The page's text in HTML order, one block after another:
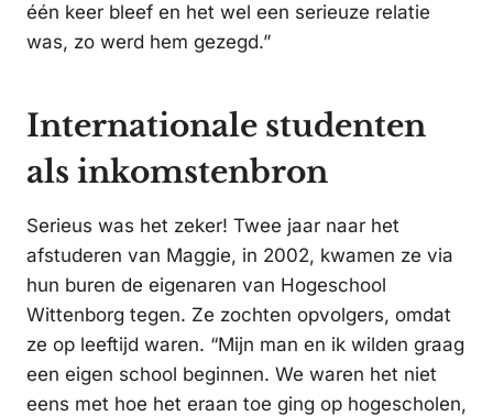
één keer bleef en het wel een serieuze relatie
was, zo werd hem gezegd.”
Internationale studenten
als inkomstenbron
Serieus was het zeker! Twee jaar naar het
afstuderen van Maggie, in 2002, kwamen ze via
hun buren de eigenaren van Hogeschool
Wittenborg tegen. Ze zochten opvolgers, omdat
ze op leeftijd waren. “Mijn man en ik wilden graag
een eigen school beginnen. We waren het niet
eens met hoe het eraan toe ging op hogescholen,